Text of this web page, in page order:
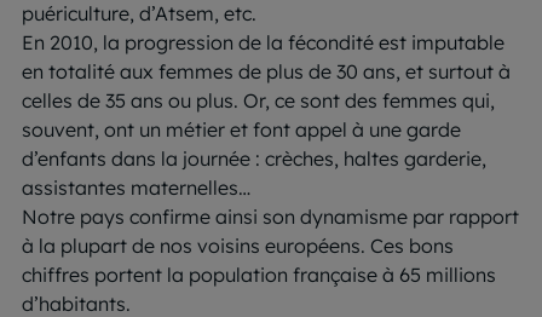
puériculture, d’Atsem, etc.
En 2010, la progression de la fécondité est imputable
en totalité aux femmes de plus de 30 ans, et surtout à
celles de 35 ans ou plus. Or, ce sont des femmes qui,
souvent, ont un métier et font appel à une garde
d’enfants dans la journée : crèches, haltes garderie,
assistantes maternelles…
Notre pays confirme ainsi son dynamisme par rapport
à la plupart de nos voisins européens. Ces bons
chiffres portent la population française à 65 millions
d’habitants.